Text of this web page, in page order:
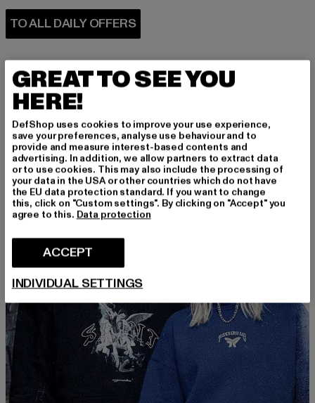
TO ALL DAILY OFFERS
PERFECTLY COMBINED
GREAT TO SEE YOU
HERE!
DefShop uses cookies to improve your use experience,
save your preferences, analyse use behaviour and to
provide and measure interest-based contents and
advertising. In addition, we allow partners to extract data
or to use cookies. This may also include the processing of
your data in the USA or other countries which do not have
the EU data protection standard. If you want to change
this, click on "Custom settings". By clicking on "Accept" you
agree to this. Data protection
ACCEPT
INDIVIDUAL SETTINGS